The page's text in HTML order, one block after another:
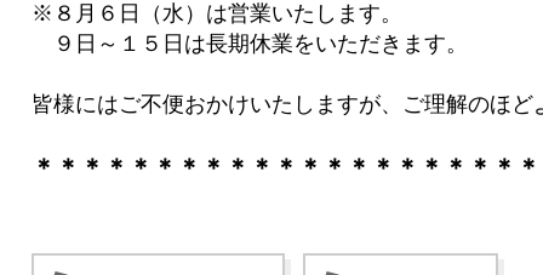
※８月６日（水）は営業いたします。
９日～１５日は長期休業をいただきます。
皆様にはご不便おかけいたしますが、ご理解のほ
＊＊＊＊＊＊＊＊＊＊＊＊＊＊＊＊＊＊＊＊